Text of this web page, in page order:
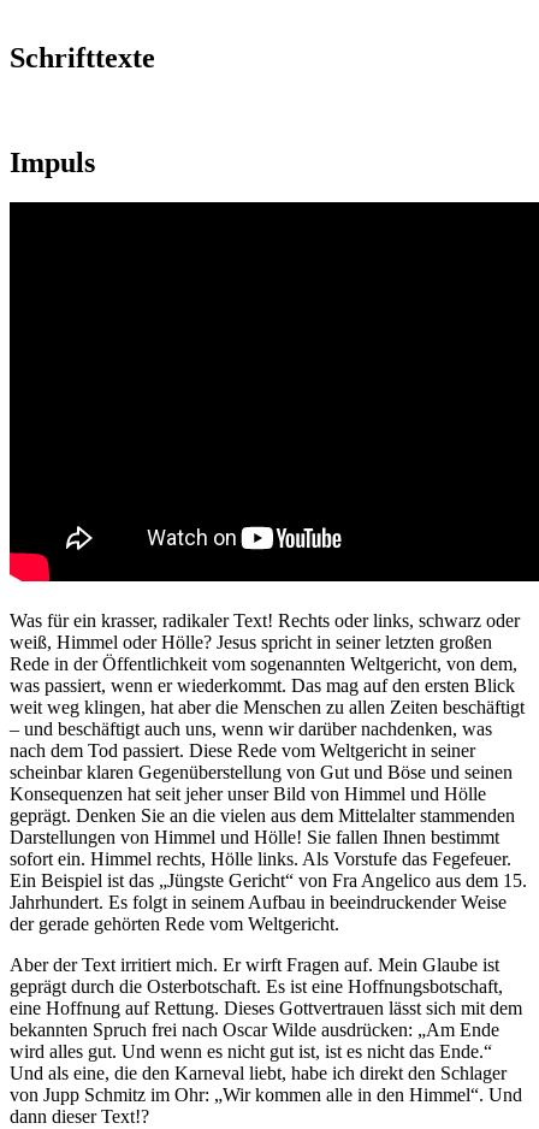
Schrifttexte
Impuls
Was für ein krasser, radikaler Text! Rechts oder links, schwarz oder
weiß, Himmel oder Hölle? Jesus spricht in seiner letzten großen
Rede in der Öffentlichkeit vom sogenannten Weltgericht, von dem,
was passiert, wenn er wiederkommt. Das mag auf den ersten Blick
weit weg klingen, hat aber die Menschen zu allen Zeiten beschäftigt
– und beschäftigt auch uns, wenn wir darüber nachdenken, was
nach dem Tod passiert. Diese Rede vom Weltgericht in seiner
scheinbar klaren Gegenüberstellung von Gut und Böse und seinen
Konsequenzen hat seit jeher unser Bild von Himmel und Hölle
geprägt. Denken Sie an die vielen aus dem Mittelalter stammenden
Darstellungen von Himmel und Hölle! Sie fallen Ihnen bestimmt
sofort ein. Himmel rechts, Hölle links. Als Vorstufe das Fegefeuer.
Ein Beispiel ist das „Jüngste Gericht“ von Fra Angelico aus dem 15.
Jahrhundert. Es folgt in seinem Aufbau in beeindruckender Weise
der gerade gehörten Rede vom Weltgericht.
Aber der Text irritiert mich. Er wirft Fragen auf. Mein Glaube ist
geprägt durch die Osterbotschaft. Es ist eine Hoffnungsbotschaft,
eine Hoffnung auf Rettung. Dieses Gottvertrauen lässt sich mit dem
bekannten Spruch frei nach Oscar Wilde ausdrücken: „Am Ende
wird alles gut. Und wenn es nicht gut ist, ist es nicht das Ende.“
Und als eine, die den Karneval liebt, habe ich direkt den Schlager
von Jupp Schmitz im Ohr: „Wir kommen alle in den Himmel“. Und
dann dieser Text!?